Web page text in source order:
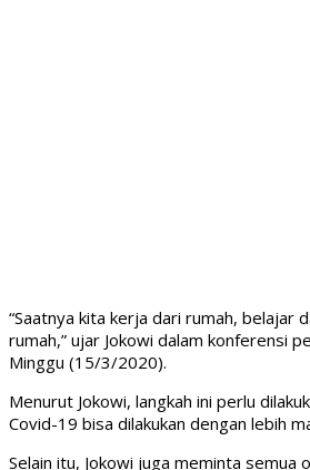
“Saatnya kita kerja dari rumah, belajar
rumah,” ujar Jokowi dalam konferensi
Minggu (15/3/2020).
Menurut Jokowi, langkah ini perlu
Covid-19 bisa dilakukan dengan lebih
Selain itu, Jokowi juga meminta semua